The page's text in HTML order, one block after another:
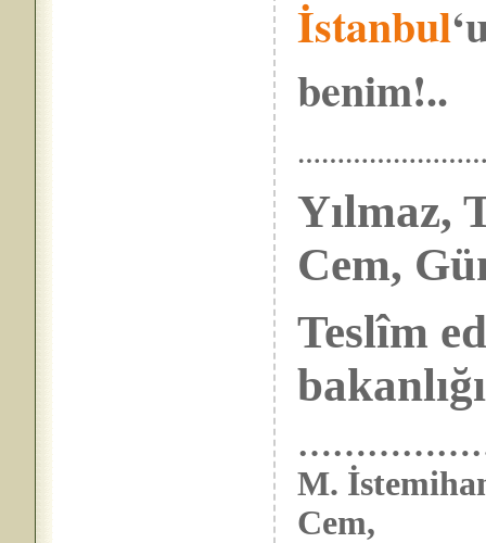
İstanbul
benim!..
Yılmaz,
Cem,
Teslîm
……………….
M.
Cem,